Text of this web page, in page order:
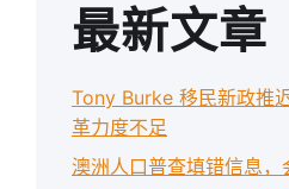
最新文章
Tony Burke 移民新政推
革力度不足
澳洲人口普查填错信息，